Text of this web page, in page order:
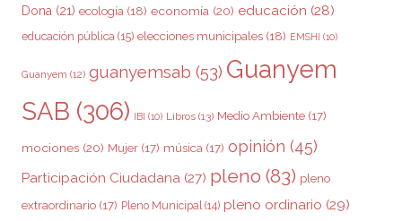
Dona (21) ecología (18) economía (20) educación (28)
educación pública (15) elecciones municipales (18) EMSHI (10)
Guanyem (12) guanyemsab (53) Guanyem
SAB (306) IBI (10) Libros (13) Medio Ambiente (17)
mociones (20) Mujer (17) música (17) opinión (45)
Participación Ciudadana (27) pleno (83) pleno
extraordinario (17) Pleno Municipal (14) pleno ordinario (29)